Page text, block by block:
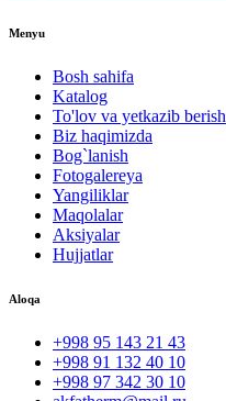
Menyu
Bosh sahifa
Katalog
To'lov va yetkazib berish
Biz haqimizda
Bog`lanish
Fotogalereya
Yangiliklar
Maqolalar
Aksiyalar
Hujjatlar
Aloqa
+998 95 143 21 43
+998 91 132 40 10
+998 97 342 30 10